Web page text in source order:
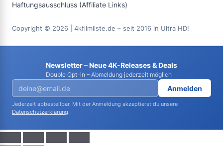
Haftungsausschluss (Affiliate Links)
Copyright © 2026 | 4kfilmliste.de – seit 2016 in Ultra HD!
Newsletter – Neue 4K-Releases & Deals
Double Opt-in – Abmeldung jederzeit möglich
Anmelden
Jederzeit abbestellbar. Mit der Anmeldung akzeptierst du unsere
Datenschutzerklärung.